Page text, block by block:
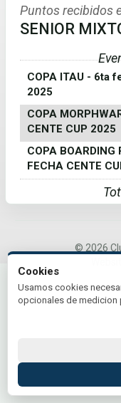
Puntos recibidos
SENIOR
COPA ITAU - 6ta
2025
COPA
CENTE CUP 2025
COPA BOARDING
FECHA CENTE
© 2026
Cookies
Usamos cookies
opcionales de medicion